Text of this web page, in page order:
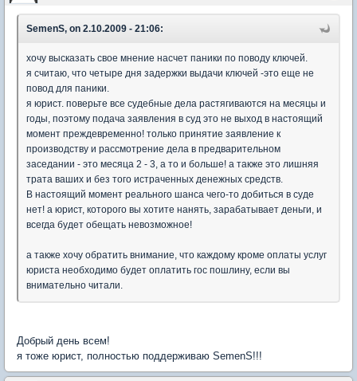
SemenS, on 2.10.2009 - 21:06:
хочу высказать свое мнение насчет паники по поводу ключей.
я считаю, что четыре дня задержки выдачи ключей -это еще не
повод для паники.
я юрист. поверьте все судебные дела растягиваются на месяцы и
годы, поэтому подача заявления в суд это не выход в настоящий
момент преждевременно! только принятие заявление к
производству и рассмотрение дела в предварительном
заседании - это месяца 2 - 3, а то и больше! а также это лишняя
трата ваших и без того истраченных денежных средств.
В настоящий момент реального шанса чего-то добиться в суде
нет! а юрист, которого вы хотите нанять, зарабатывает деньги, и
всегда будет обещать невозможное!
а также хочу обратить внимание, что каждому кроме оплаты услуг
юриста необходимо будет оплатить гос пошлину, если вы
внимательно читали.
Добрый день всем!
я тоже юрист, полностью поддерживаю SemenS!!!